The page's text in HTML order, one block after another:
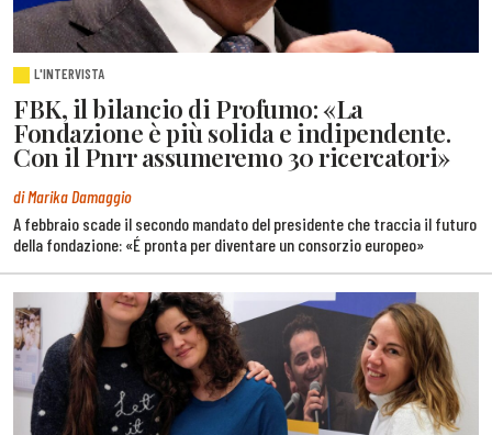
L'INTERVISTA
FBK, il bilancio di Profumo: «La
Fondazione è più solida e indipendente.
Con il Pnrr assumeremo 30 ricercatori»
di Marika Damaggio
A febbraio scade il secondo mandato del presidente che traccia il futuro
della fondazione: «É pronta per diventare un consorzio europeo»